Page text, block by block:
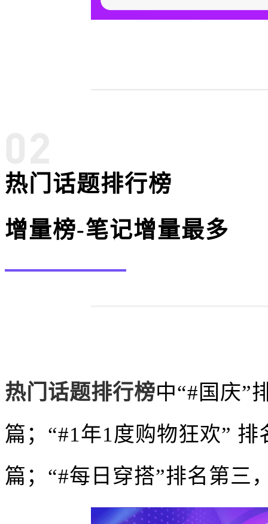
热门话题排行榜
增量榜-笔记增量最多
热门话题排行榜中“#国庆”
篇；“#1年1度购物狂欢”
篇；“#每日穿搭”排名第三